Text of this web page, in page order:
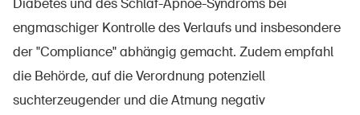
Diabetes und des Schlaf-Apnoe-Syndroms bei
engmaschiger Kontrolle des Verlaufs und insbesondere
der "Compliance" abhängig gemacht. Zudem empfahl
die Behörde, auf die Verordnung potenziell
suchterzeugender und die Atmung negativ